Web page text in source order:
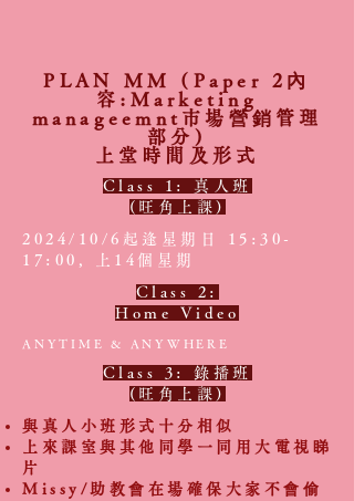
PLAN MM (Paper 2內
容:Marketing
manageemnt市場營銷管理
部分)
上堂時間及形式
Class 1: 真人班
(旺角上課)
2024/10/6起逢星期日 15:30-
17:00, 上14個星期
Class 2:
Home Video
ANYTIME & ANYWHERE
Class 3: 錄播班
(旺角上課)
與真人小班形式十分相似
上來課室與其他同學一同用大電視睇
片
Missy/助教會在場確保大家不會偷